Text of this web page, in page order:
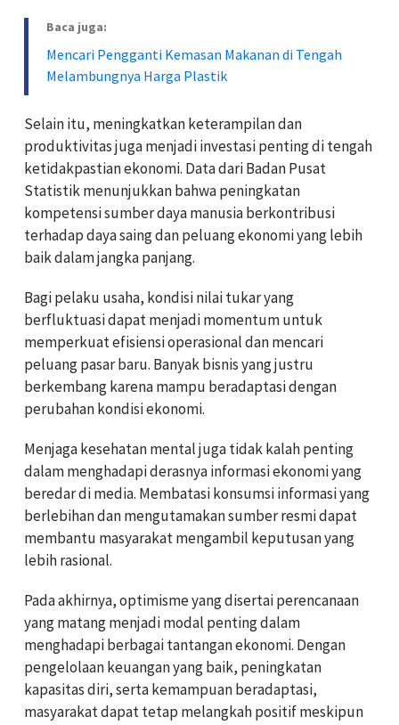
Baca juga:
Mencari Pengganti Kemasan Makanan di Tengah
Melambungnya Harga Plastik
Selain itu, meningkatkan keterampilan dan
produktivitas juga menjadi investasi penting di tengah
ketidakpastian ekonomi. Data dari Badan Pusat
Statistik menunjukkan bahwa peningkatan
kompetensi sumber daya manusia berkontribusi
terhadap daya saing dan peluang ekonomi yang lebih
baik dalam jangka panjang.
Bagi pelaku usaha, kondisi nilai tukar yang
berfluktuasi dapat menjadi momentum untuk
memperkuat efisiensi operasional dan mencari
peluang pasar baru. Banyak bisnis yang justru
berkembang karena mampu beradaptasi dengan
perubahan kondisi ekonomi.
Menjaga kesehatan mental juga tidak kalah penting
dalam menghadapi derasnya informasi ekonomi yang
beredar di media. Membatasi konsumsi informasi yang
berlebihan dan mengutamakan sumber resmi dapat
membantu masyarakat mengambil keputusan yang
lebih rasional.
Pada akhirnya, optimisme yang disertai perencanaan
yang matang menjadi modal penting dalam
menghadapi berbagai tantangan ekonomi. Dengan
pengelolaan keuangan yang baik, peningkatan
kapasitas diri, serta kemampuan beradaptasi,
masyarakat dapat tetap melangkah positif meskipun